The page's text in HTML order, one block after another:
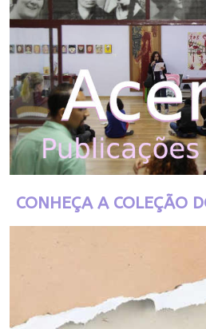
CONHEÇA A COLEÇÃO